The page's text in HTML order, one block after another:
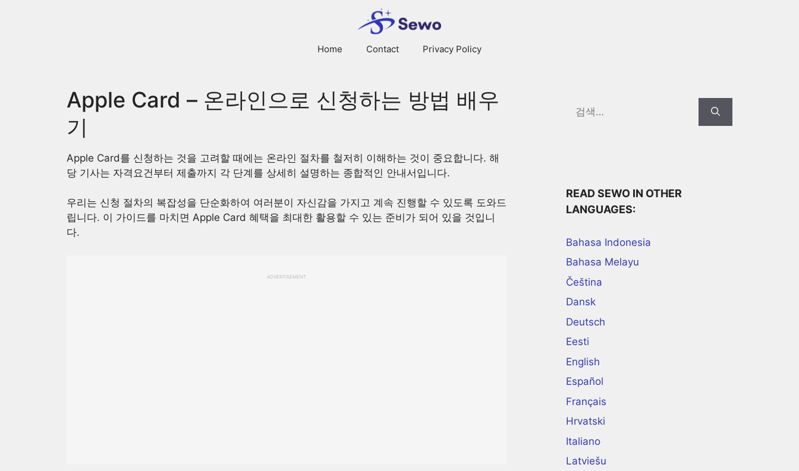
Home Contact Privacy Policy
Apple Card – 온라인으로 신청하는 방법 배우
기
Apple Card를 신청하는 것을 고려할 때에는 온라인 절차를 철저히 이해하는 것이 중요합니다. 해
당 기사는 자격요건부터 제출까지 각 단계를 상세히 설명하는 종합적인 안내서입니다.
우리는 신청 절차의 복잡성을 단순화하여 여러분이 자신감을 가지고 계속 진행할 수 있도록 도와드
립니다. 이 가이드를 마치면 Apple Card 혜택을 최대한 활용할 수 있는 준비가 되어 있을 것입니
다.
ADVERTISEMENT
for:
READ SEWO IN OTHER
LANGUAGES:
Bahasa Indonesia
Bahasa Melayu
Čeština
Dansk
Deutsch
Eesti
English
Español
Français
Hrvatski
Italiano
Latviešu